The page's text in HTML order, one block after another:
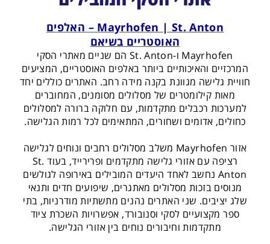
Mayrhofen | St. Anton – האלפים
האוסטריים בשיאם
Mayrhofen ו-St. Anton הם שניים מאתרי הסקי
המרכזיים והאיכותיים ביותר באלפים האוסטריים, המציעים
חוויית גלישה מגוונת בקנה מידה רחב. האתרים כוללים יחד
מאות קילומטרים של מסלולים מסומנים, המחוברים
למערכות רכבלים מתקדמות, עם חלוקה ברורה למסלולים
כחולים, אדומים ושחורים, המתאימים לכל רמות הגלישה.
אזור Mayrhofen משלב מסלולים רחבים ונוחים לגלישה
רציפה עם אזורי גלישה מתקדמים ופרירייד, בעוד St.
Anton נחשב לאחד היעדים המובילים באירופה לגולשים
מנוסים בזכות מסלולים מאתגרים, שיפועים חדים ותנאי
שלג יציבים. שני האתרים נהנים מתשתיות מודרניות, בתי
ספר מקצועיים לסקי וסנובורד, אפשרויות השכרת ציוד
מתקדמות וחיבורים נוחים בין אזורי הגלישה.